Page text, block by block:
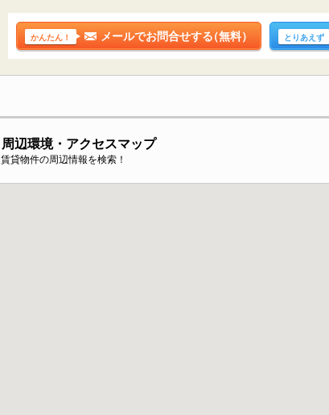
かんたん！ メールでお問合せする（無料） とりあえず
周辺環境・アクセスマップ
賃貸物件の周辺情報を検索！